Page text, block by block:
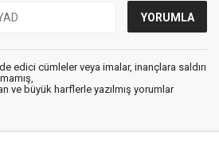
edici cümleler veya imalar, inançlara saldırı
ve büyük harflerle yazılmış yorumlar